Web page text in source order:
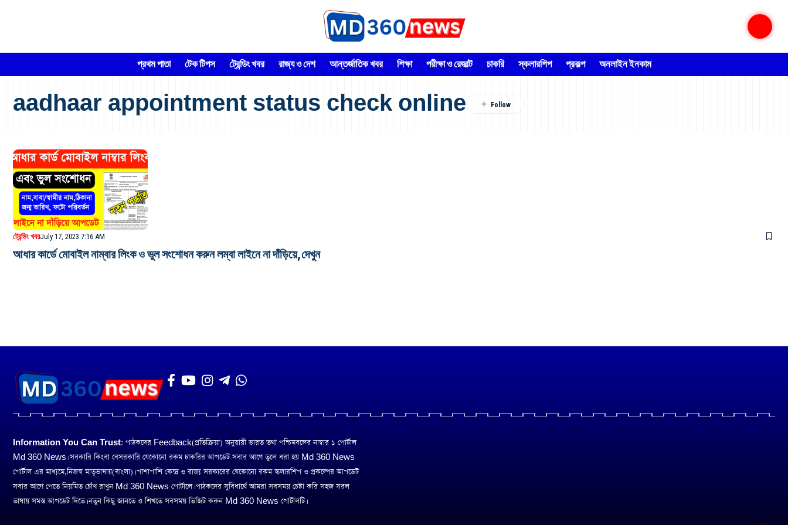
প্রথম পাতা টেক টিপস ট্রেন্ডিং খবর রাজ্য ও দেশ আন্তর্জাতিক খবর শিক্ষা পরীক্ষা ও রেজাল্ট চাকরি স্কলারশিপ প্রকল্প অনলাইন ইনকাম
aadhaar appointment status check online
ট্রেন্ডিং খবরJuly 17, 2023 7:16 AM
আধার কার্ডে মোবাইল নাম্বার লিংক ও ভুল সংশোধন করুন লম্বা লাইনে না দাঁড়িয়ে,দেখুন
Information You Can Trust: পাঠকদের Feedback(প্রতিক্রিয়া) অনুয়ায়ী ভারত তথা পশ্চিমবঙ্গের নাম্বার ১ পোর্টাল
Md 360 News। সরকারি কিংবা বেসরকারি যেকোনো রকম চাকরির আপডেট সবার আগে তুলে ধরা হয় Md 360 News
পোর্টাল এর মাধ্যমে,নিজস্ব মাতৃভাষায়(বাংলা)। পাশাপাশি কেন্দ্র ও রাজ্য সরকারের যেকোনো রকম স্কলারশিপ ও প্রকল্পের আপডেট
সবার আগে পেতে নিয়মিত চোঁখ রাখুন Md 360 News পোর্টালে। পাঠকদের সুবিধার্থে আমরা সবসময় চেষ্টা করি সহজ সরল
ভাষায় সমস্ত আপডেট দিতে। নতুন কিছু জানতে ও শিখতে সবসময় ভিজিট করুন Md 360 News পোর্টালটি।